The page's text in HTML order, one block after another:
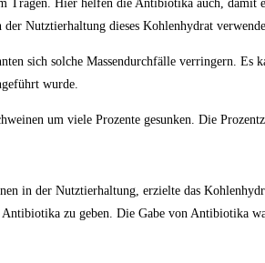
Tragen. Hier helfen die Antibiotika auch, damit
Nutztierhaltung dieses Kohlenhydrat
sich solche Massendurchfälle verringern. Es
wurde.
um viele Prozente gesunken. Die
in der Nutztierhaltung, erzielte das
Antibiotika zu geben. Die Gabe von Antibiotika